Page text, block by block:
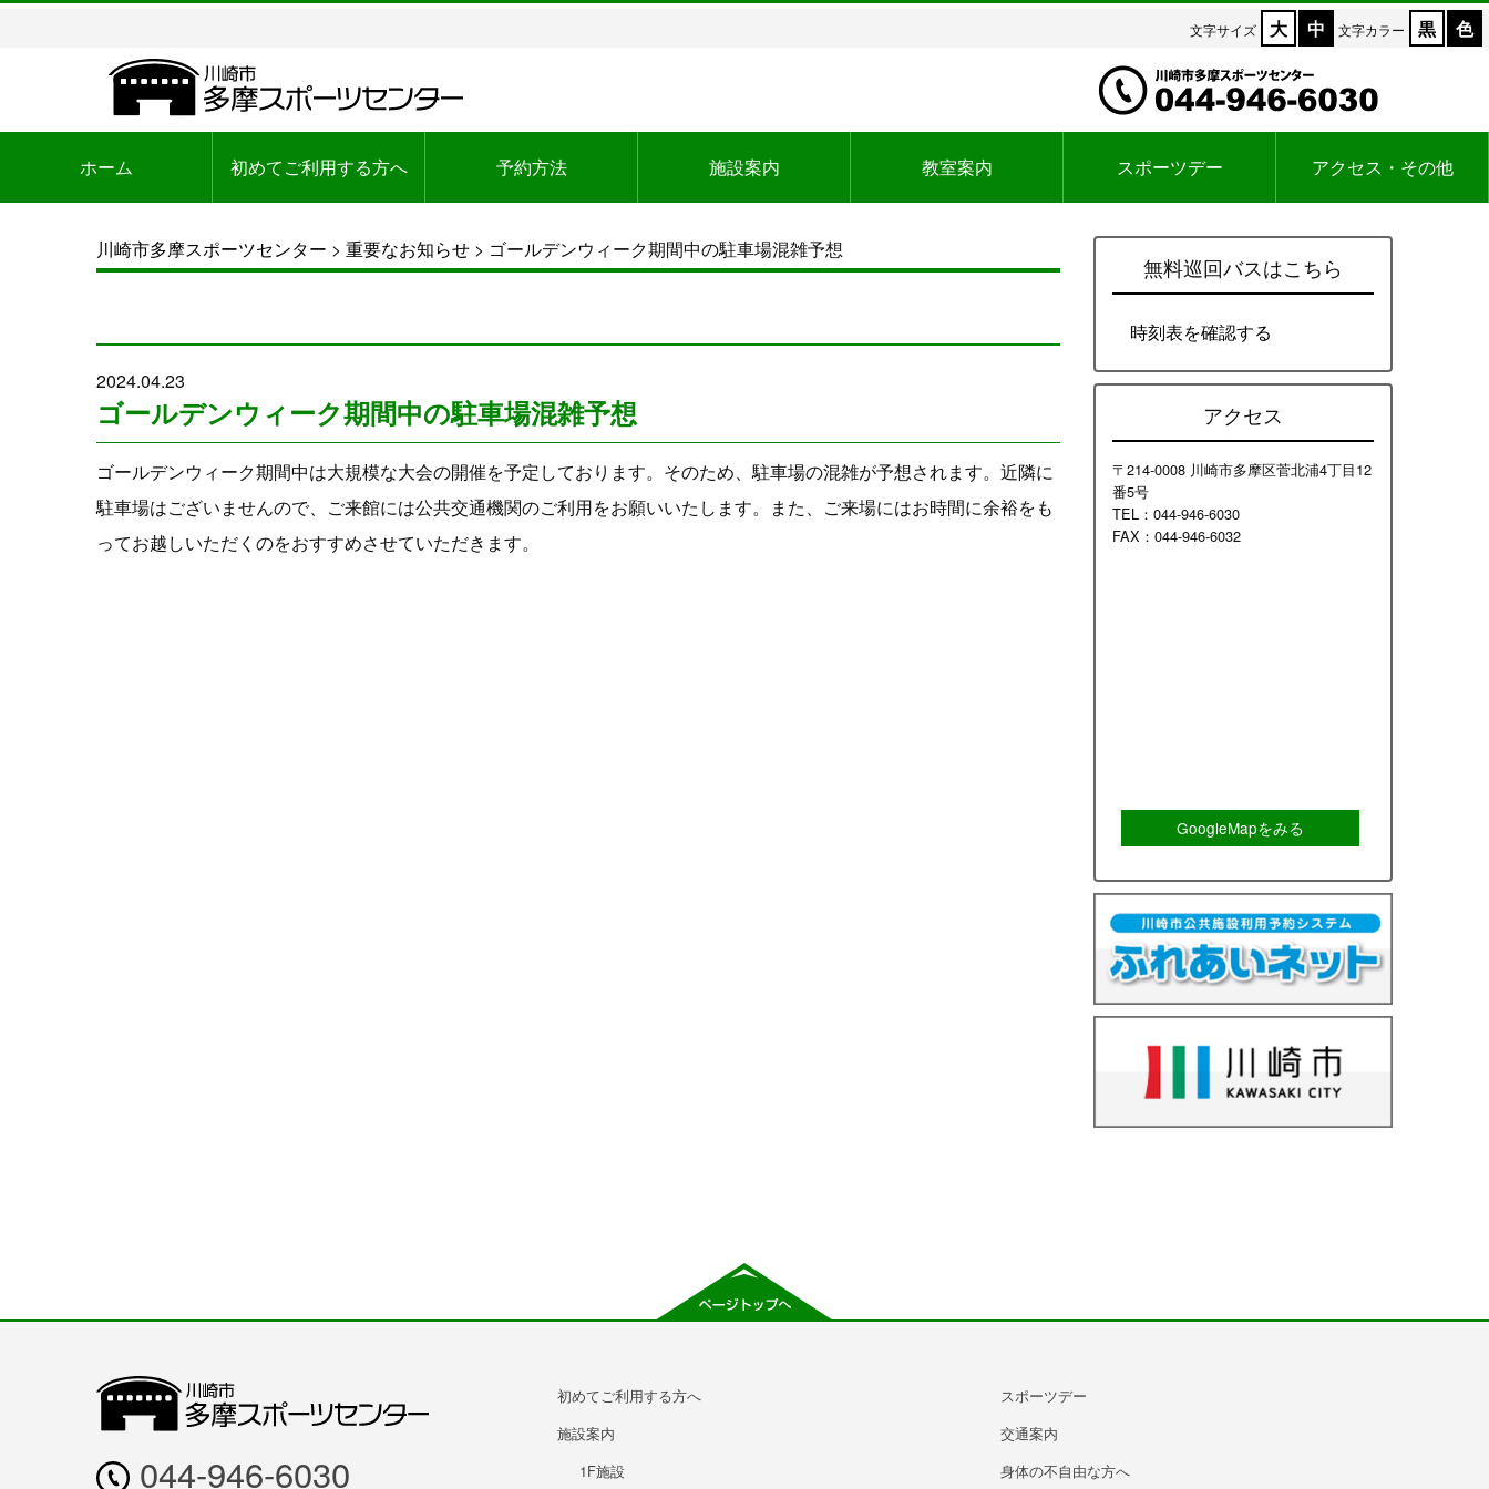
文字サイズ 大 中 文字カラー 黒 色
ホーム 初めてご利用する方へ 予約方法 施設案内 教室案内 スポーツデー アクセス・その他
川崎市多摩スポーツセンター > 重要なお知らせ > ゴールデンウィーク期間中の駐車場混雑予想
2024.04.23
ゴールデンウィーク期間中の駐車場混雑予想
ゴールデンウィーク期間中は大規模な大会の開催を予定しております。そのため、駐車場の混雑が予想されます。近隣に
駐車場はございませんので、ご来館には公共交通機関のご利用をお願いいたします。また、ご来場にはお時間に余裕をも
ってお越しいただくのをおすすめさせていただきます。
無料巡回バスはこちら
時刻表を確認する
アクセス
〒214-0008 川崎市多摩区菅北浦4丁目12
番5号
TEL：044-946-6030
FAX：044-946-6032
GoogleMapをみる
044-946-6030
初めてご利用する方へ
施設案内
1F施設
スポーツデー
交通案内
身体の不自由な方へ